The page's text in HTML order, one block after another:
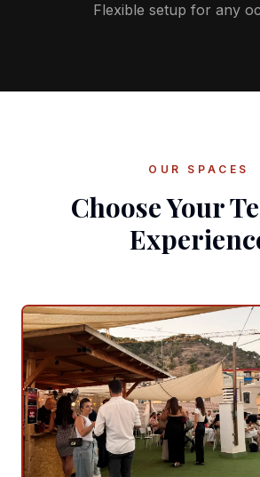
Flexible setup for any
OUR SPACES
Choose Your